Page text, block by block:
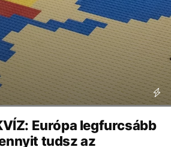
Európa legfurcsább
tudsz az